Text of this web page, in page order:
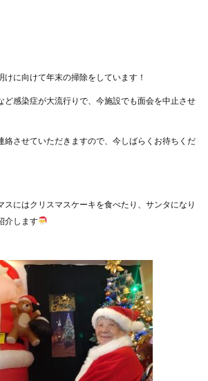
に向けて年末の掃除をしています！
ど感染症が大流行りで、今施設でも面会を中止させ
絡させていただきますので、今しばらくお待ちくだ
スにはクリスマスケーキを食べたり、サンタになり
介します